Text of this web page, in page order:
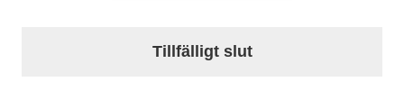
Tillfälligt slut